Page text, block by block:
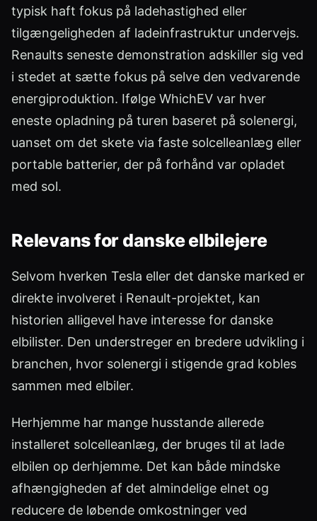
typisk haft fokus på ladehastighed eller
tilgængeligheden af ladeinfrastruktur undervejs.
Renaults seneste demonstration adskiller sig ved
i stedet at sætte fokus på selve den vedvarende
energiproduktion. Ifølge WhichEV var hver
eneste opladning på turen baseret på solenergi,
uanset om det skete via faste solcelleanlæg eller
portable batterier, der på forhånd var opladet
med sol.
Relevans for danske elbilejere
Selvom hverken Tesla eller det danske marked er
direkte involveret i Renault-projektet, kan
historien alligevel have interesse for danske
elbilister. Den understreger en bredere udvikling i
branchen, hvor solenergi i stigende grad kobles
sammen med elbiler.
Herhjemme har mange husstande allerede
installeret solcelleanlæg, der bruges til at lade
elbilen op derhjemme. Det kan både mindske
afhængigheden af det almindelige elnet og
reducere de løbende omkostninger ved